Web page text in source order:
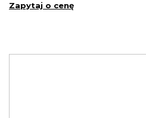
Zapytaj o cenę